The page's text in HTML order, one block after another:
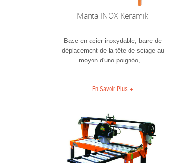
Manta INOX Keramik
Base en acier inoxydable; barre de
déplacement de la tête de sciage au
moyen d'une poignée,
En Savoir Plus